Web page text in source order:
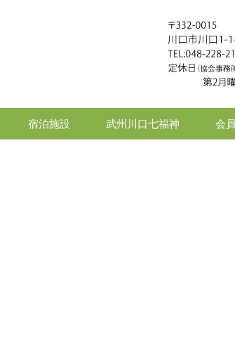
宿泊施設 武州川口七福神 会